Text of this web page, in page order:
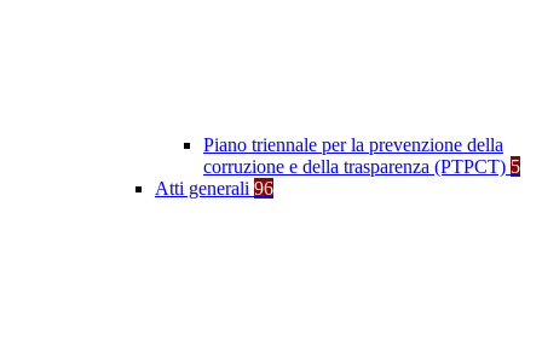
Piano triennale per la prevenzione della
corruzione e della trasparenza (PTPCT) 5
Atti generali 96